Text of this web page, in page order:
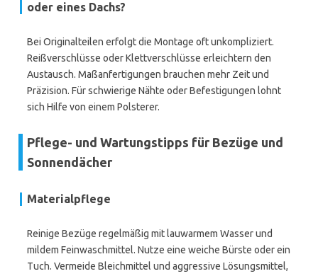
oder eines Dachs?
Bei Originalteilen erfolgt die Montage oft unkompliziert.
Reißverschlüsse oder Klettverschlüsse erleichtern den
Austausch. Maßanfertigungen brauchen mehr Zeit und
Präzision. Für schwierige Nähte oder Befestigungen lohnt
sich Hilfe von einem Polsterer.
Pflege- und Wartungstipps für Bezüge und
Sonnendächer
Materialpflege
Reinige Bezüge regelmäßig mit lauwarmem Wasser und
mildem Feinwaschmittel. Nutze eine weiche Bürste oder ein
Tuch. Vermeide Bleichmittel und aggressive Lösungsmittel,